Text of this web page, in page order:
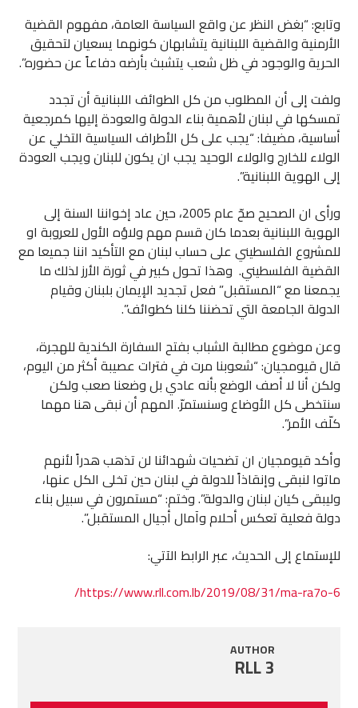
وتابع: “بغض النظر عن واقع السياسة العامة، مفهوم القضية
الأرمنية والقضية اللبنانية يتشابهان كونهما يسعيان لتحقيق
الحرية والوجود في ظل شعب يتشبث بأرضه دفاعاً عن حضوره”.
ولفت إلى أن المطلوب من كل الطوائف اللبنانية أن تجدد
تمسكها في لبنان لأهمية بناء الدولة والعودة إليها كمرجعية
أساسية، مضيفا: “يجب على كل الأطراف السياسية التخلي عن
الولاء للخارج والولاء الوحيد يجب ان يكون للبنان ويجب العودة
إلى الهوية اللبنانية”.
ورأى ان الصحيح صحّ عام 2005، حين عاد إخواننا السنة إلى
الهوية اللبنانية بعدما كان قسم مهم ولاؤه الأول للعروبة او
للمشروع الفلسطيني على حساب لبنان مع التأكيد اننا جميعا مع
القضية الفلسطيني. وهذا تحول كبير في ثورة الأرز لذلك ما
يجمعنا مع “المستقبل” فعل تجديد الإيمان بلبنان وقيام
الدولة الجامعة التي تحضننا كلنا كطوائف”.
وعن موضوع مطالبة الشباب بفتح السفارة الكندية للهجرة،
قال قيومجيان: “شعوبنا مرت في فترات عصيبة أكثر من اليوم،
ولكن أنا لا أصف الوضع بأنه عادي بل وضعنا صعب ولكن
سنتخطى كل الأوضاع وسنستمرّ. المهم أن نبقى هنا مهما
كلّف الأمر”.
وأكد قيومجيان ان تضحيات شهدائنا لن تذهب هدراً لأنهم
ماتوا لنبقى وإنقاذاً للدولة في لبنان حين تخلى الكل عنها،
وليبقى كيان لبنان والدولة”. وختم: “مستمرون في سبيل بناء
دولة فعلية تعكس أحلام وآمال أجيال المستقبل”.
للإستماع إلى الحديث، عبر الرابط الآتي:
https://www.rll.com.lb/2019/08/31/ma-ra7o-6/
AUTHOR
RLL 3